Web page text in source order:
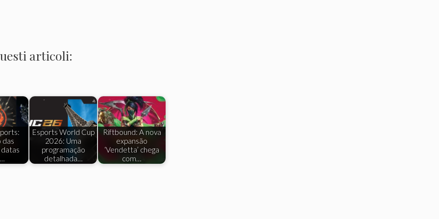
articoli:
das
datas
Esports World Cup
2026: Uma
programação
detalhada…
Riftbound: A nova
expansão
‘Vendetta’ chega
com…